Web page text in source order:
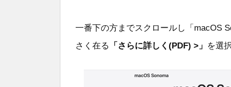
一番下の方までスクロールし「macOS
さく在る
「さらに詳しく(PDF) >」 を選